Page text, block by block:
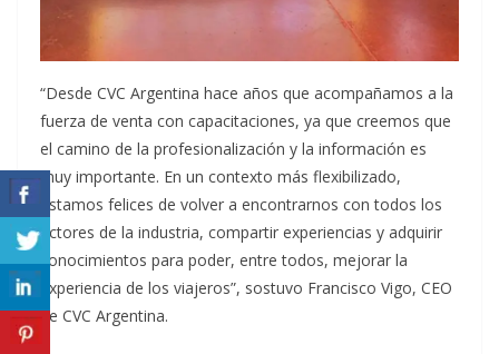
“Desde CVC Argentina hace años que acompañamos a la
fuerza de venta con capacitaciones, ya que creemos que
el camino de la profesionalización y la información es
muy importante. En un contexto más flexibilizado,
estamos felices de volver a encontrarnos con todos los
actores de la industria, compartir experiencias y adquirir
conocimientos para poder, entre todos, mejorar la
experiencia de los viajeros”, sostuvo Francisco Vigo, CEO
de CVC Argentina.